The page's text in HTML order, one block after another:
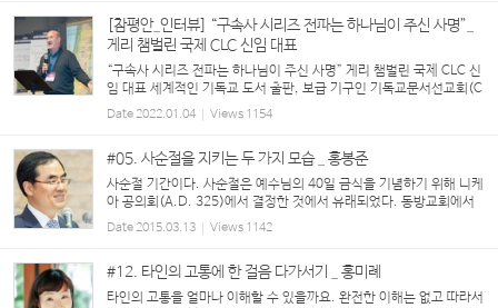
[참평안_인터뷰] “구속사 시리즈 전파는 하나님이 주신 사명”_
게리 챔벌린 국제 CLC 신임 대표
“구속사 시리즈 전파는 하나님이 주신 사명” 게리 챔벌린 국제 CLC 신
임 대표 세계적인 기독교 도서 출판, 보급 기구인 기독교문서선교회(C
hristian Literature Crusade, 이하 ‘CLC’)의 신임 국제 대표로 게리
챔벌린(Gary Chamberlin)이 지난 10월 29일 선...
Date2022.01.04 Views 1154
#05. 사순절을 지키는 두 가지 모습 _ 홍봉준
사순절 기간이다. 사순절은 예수님의 40일 금식을 기념하기 위해 니케
아 공의회(A.D. 325)에서 결정한 것에서 유래되었다. 동방교회에서
는 해가 진 다음에 한 끼 식사만 허용하고 육식은 물론 생선과 달걀도 4
0일 내내 금할 정도로 엄격하게 지킨 반면에 서...
Date2015.03.13 Views 1142
#12. 타인의 고통에 한 걸음 다가서기 _ 홍미례
타인의 고통을 얼마나 이해할 수 있을까요. 완전한 이해는 없고 따라서